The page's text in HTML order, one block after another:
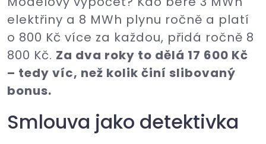
elektřiny a 8 MWh plynu ročně a platí
o 800 Kč více za každou, přidá ročně 8
800 Kč. Za dva roky to dělá 17 600 Kč
– tedy víc, než kolik činí slibovaný
bonus.
Smlouva jako detektivka